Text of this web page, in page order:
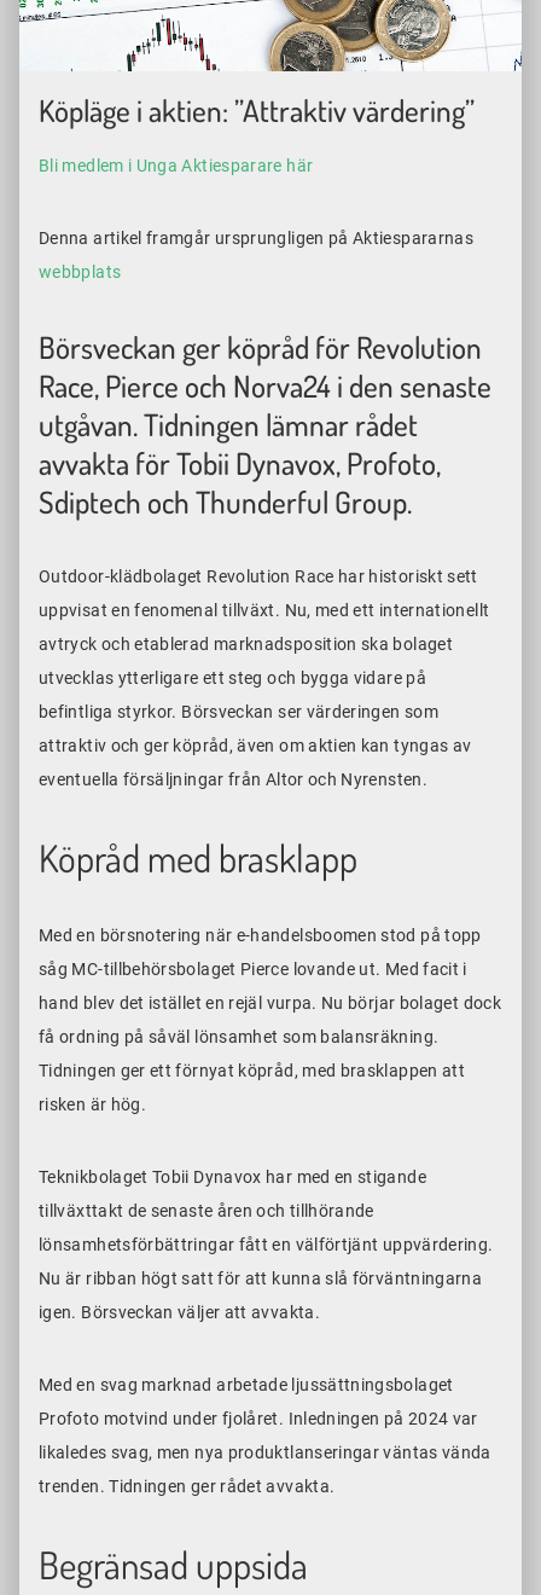
Foto: Colourbox.
Köpläge i aktien: ”Attraktiv värdering”
Bli medlem i Unga Aktiesparare här
Denna artikel framgår ursprungligen på Aktiespararnas
webbplats
Börsveckan ger köpråd för Revolution
Race, Pierce och Norva24 i den senaste
utgåvan. Tidningen lämnar rådet
avvakta för Tobii Dynavox, Profoto,
Sdiptech och Thunderful Group.
Outdoor-klädbolaget Revolution Race har historiskt sett
uppvisat en fenomenal tillväxt. Nu, med ett internationellt
avtryck och etablerad marknadsposition ska bolaget
utvecklas ytterligare ett steg och bygga vidare på
befintliga styrkor. Börsveckan ser värderingen som
attraktiv och ger köpråd, även om aktien kan tyngas av
eventuella försäljningar från Altor och Nyrensten.
Köpråd med brasklapp
Med en börsnotering när e-handelsboomen stod på topp
såg MC-tillbehörsbolaget Pierce lovande ut. Med facit i
hand blev det istället en rejäl vurpa. Nu börjar bolaget dock
få ordning på såväl lönsamhet som balansräkning.
Tidningen ger ett förnyat köpråd, med brasklappen att
risken är hög.
Teknikbolaget Tobii Dynavox har med en stigande
tillväxttakt de senaste åren och tillhörande
lönsamhetsförbättringar fått en välförtjänt uppvärdering.
Nu är ribban högt satt för att kunna slå förväntningarna
igen. Börsveckan väljer att avvakta.
Med en svag marknad arbetade ljussättningsbolaget
Profoto motvind under fjolåret. Inledningen på 2024 var
likaledes svag, men nya produktlanseringar väntas vända
trenden. Tidningen ger rådet avvakta.
Begränsad uppsida